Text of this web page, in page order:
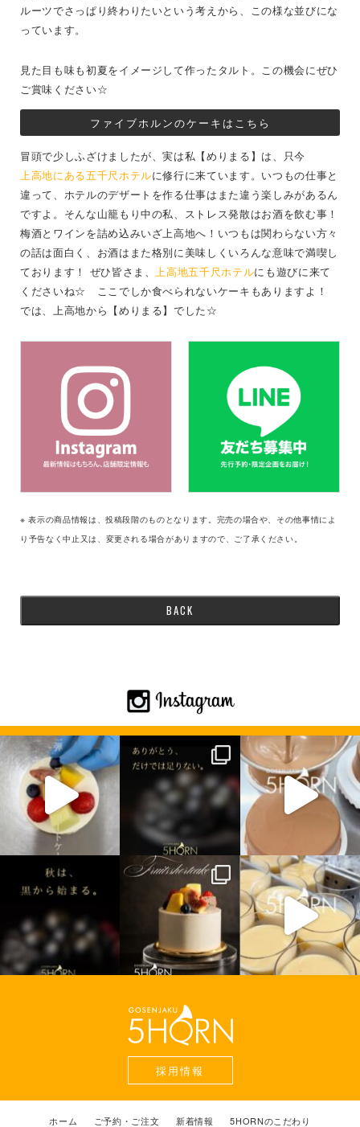
ルーツでさっぱり終わりたいという考えから、この様な並びにな
っています。
見た目も味も初夏をイメージして作ったタルト。この機会にぜひ
ご賞味ください☆
ファイブホルンのケーキはこちら
冒頭で少しふざけましたが、実は私【めりまる】は、只今
上高地にある五千尺ホテルに修行に来ています。いつもの仕事と
違って、ホテルのデザートを作る仕事はまた違う楽しみがあるん
ですよ。そんな山籠もり中の私、ストレス発散はお酒を飲む事！
梅酒とワインを詰め込みいざ上高地へ！いつもは関わらない方々
の話は面白く、お酒はまた格別に美味しくいろんな意味で満喫し
ております！ ぜひ皆さま、
上高地五千尺ホテルにも遊びに来て
くださいね☆ ここでしか食べられないケーキもありますよ！
では、上高地から【めりまる】でした☆
※ 表示の商品情報は、投稿段階のものとなります。完売の場合や、その他事情によ
り予告なく中止又は、変更される場合がありますので、ご了承ください。
BACK
採用情報
ホーム ご予約・ご注文 新着情報 5HORNのこだわり